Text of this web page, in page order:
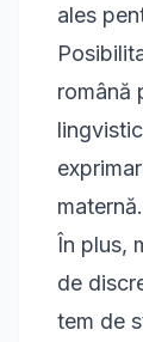
ales
română
maternă.
În plus,
de
tem de